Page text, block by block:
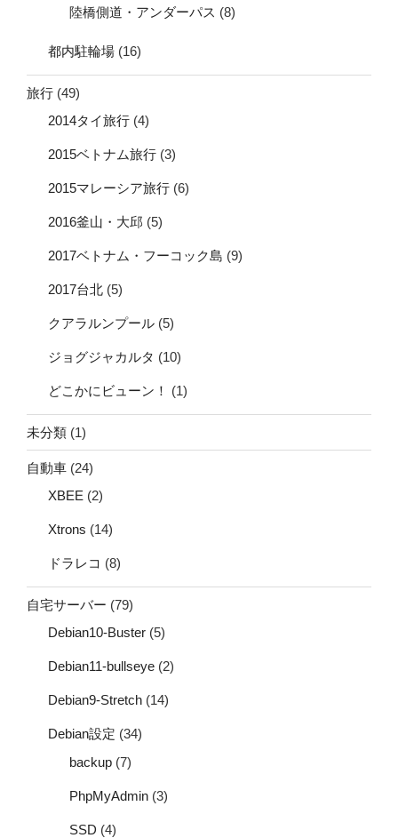
陸橋側道・アンダーパス (8)
都内駐輪場 (16)
旅行 (49)
2014タイ旅行 (4)
2015ベトナム旅行 (3)
2015マレーシア旅行 (6)
2016釜山・大邱 (5)
2017ベトナム・フーコック島 (9)
2017台北 (5)
クアラルンプール (5)
ジョグジャカルタ (10)
どこかにビューン！ (1)
未分類 (1)
自動車 (24)
XBEE (2)
Xtrons (14)
ドラレコ (8)
自宅サーバー (79)
Debian10-Buster (5)
Debian11-bullseye (2)
Debian9-Stretch (14)
Debian設定 (34)
backup (7)
PhpMyAdmin (3)
SSD (4)